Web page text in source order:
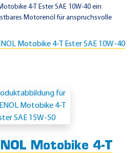
4-T Ester SAE 10W-40 ein
Motorenöl für anspruchsvolle
Motobike 4-T Ester SAE 10W-40
Motobike 4-T